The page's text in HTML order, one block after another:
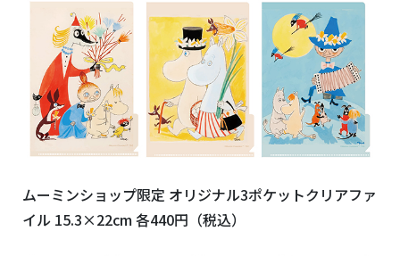
ムーミンショップ限定 オリジナル3ポケットクリアファ
イル 15.3×22cm各440円（税込）